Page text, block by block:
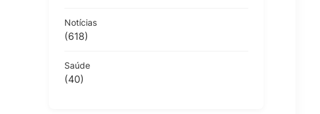
Notícias
(618)
Saúde
(40)